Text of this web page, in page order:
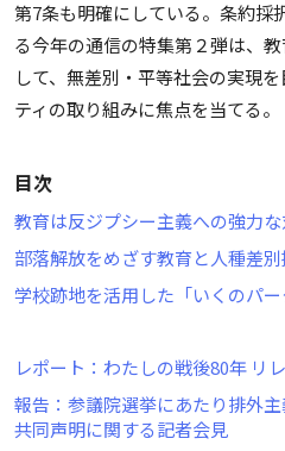
第7条も明確にしている。条約採
る今年の通信の特集第２弾は、
して、無差別・平等社会の実現
ティの取り組みに焦点を当てる。
目次
教育は反ジプシー主義への強力
部落解放をめざす教育と人種差
学校跡地を活用した「いくのパ
レポート：わたしの戦後80年 リ
報告：参議院選挙にあたり排外
共同声明に関する記者会見